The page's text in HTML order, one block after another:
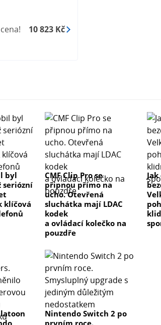
10 823 Kč
byl
seriózní
klíčová
CMF Clip Pro se
připnou přímo na
ucho. Otevřená
sluchátka mají LDAC
kodek
a ovládací kolečko na
pouzdře
Nintendo Switch 2 po
prvním roce.